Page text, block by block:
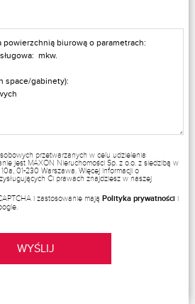
przetwarzanych w celu udzielenia
jest MAXON Nieruchomości Sp. z o.o. z siedzibą w
01-230 Warszawa. Więcej informacji o
Ci prawach znajdziesz w naszej
i zastosowanie mają Polityka prywatności i
WYŚLIJ